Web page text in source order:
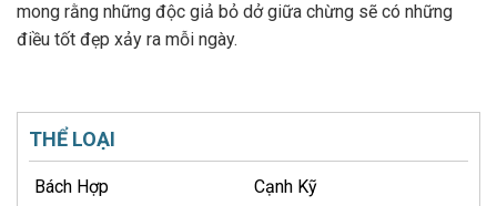
mong rằng những độc giả bỏ dở giữa chừng sẽ có những
điều tốt đẹp xảy ra mỗi ngày.
THỂ LOẠI
Bách Hợp Cạnh Kỹ